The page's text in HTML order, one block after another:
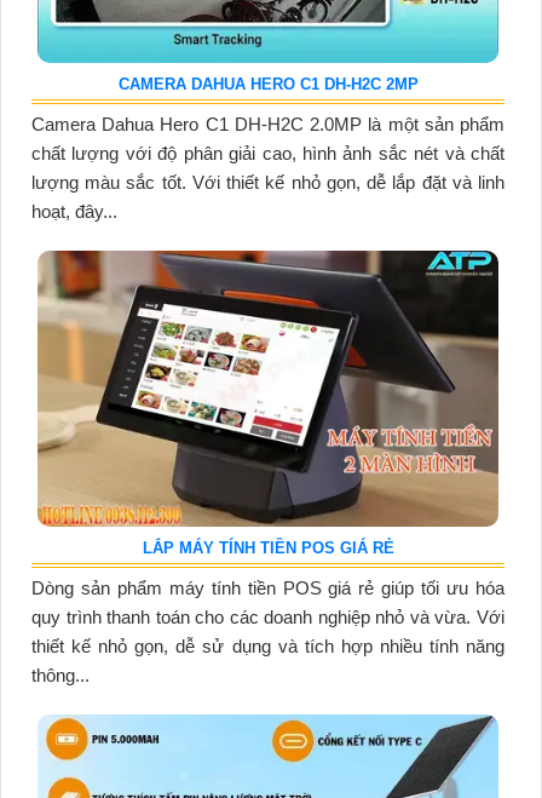
CAMERA DAHUA HERO C1 DH-H2C 2MP
Camera Dahua Hero C1 DH-H2C 2.0MP là một sản phẩm
chất lượng với độ phân giải cao, hình ảnh sắc nét và chất
lượng màu sắc tốt. Với thiết kế nhỏ gọn, dễ lắp đặt và linh
hoạt, đây...
LẮP MÁY TÍNH TIỀN POS GIÁ RẺ
Dòng sản phẩm máy tính tiền POS giá rẻ giúp tối ưu hóa
quy trình thanh toán cho các doanh nghiệp nhỏ và vừa. Với
thiết kế nhỏ gọn, dễ sử dụng và tích hợp nhiều tính năng
thông...